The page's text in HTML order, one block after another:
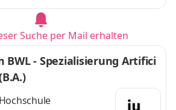
Suche per Mail erhalten
BWL - Spezialisierung Artifici